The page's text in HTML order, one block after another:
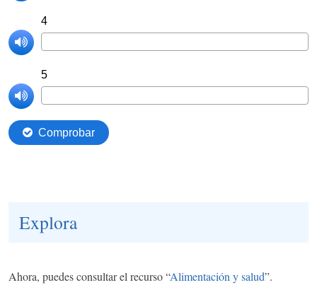
Explora
Ahora, puedes consultar el recurso “Alimentación y salud”.